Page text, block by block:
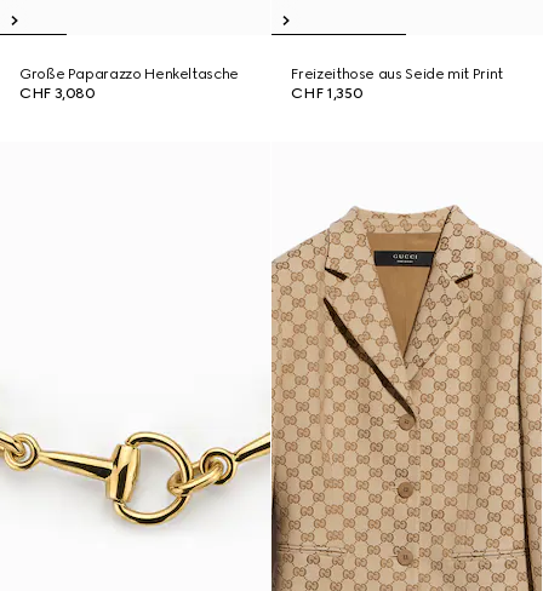
Große Paparazzo Henkeltasche
CHF 3,080
Freizeithose aus Seide mit Print
CHF 1,350